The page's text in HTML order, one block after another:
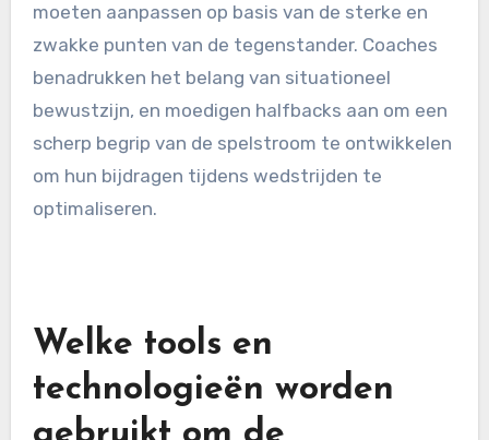
moeten aanpassen op basis van de sterke en
zwakke punten van de tegenstander. Coaches
benadrukken het belang van situationeel
bewustzijn, en moedigen halfbacks aan om een
scherp begrip van de spelstroom te ontwikkelen
om hun bijdragen tijdens wedstrijden te
optimaliseren.